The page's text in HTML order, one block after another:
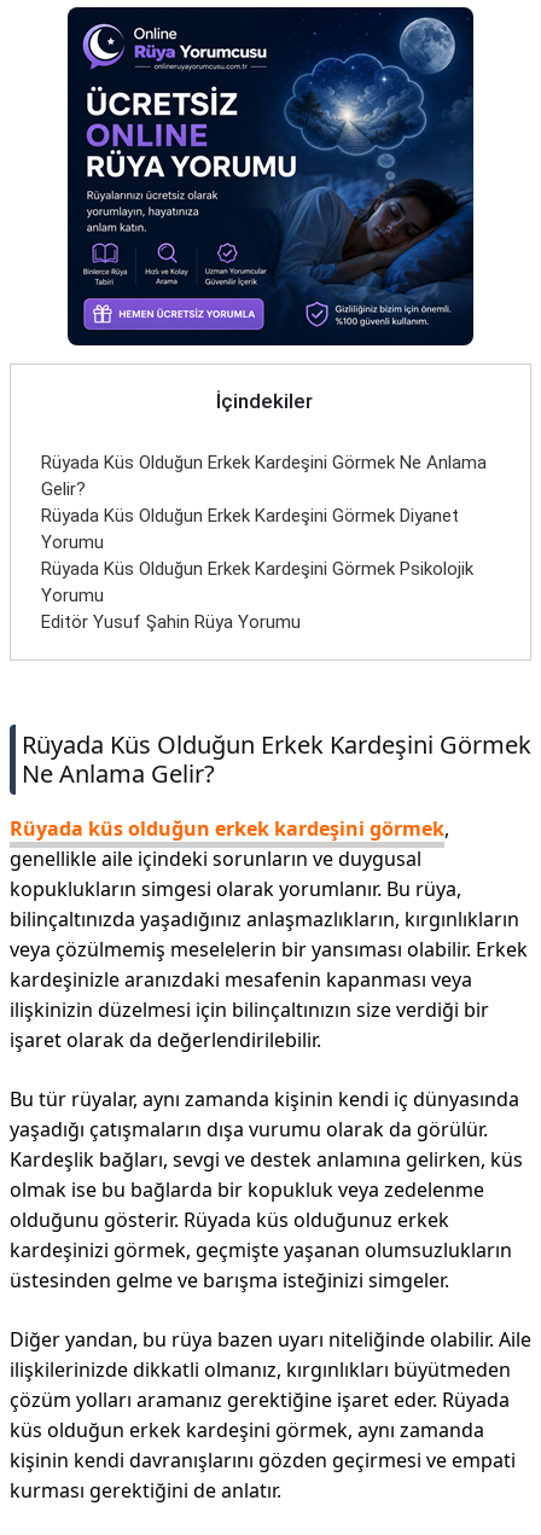
İletişim
İçindekiler
Rüyada Küs Olduğun Erkek Kardeşini Görmek Ne Anlama
Gelir?
Rüyada Küs Olduğun Erkek Kardeşini Görmek Diyanet
Yorumu
Rüyada Küs Olduğun Erkek Kardeşini Görmek Psikolojik
Yorumu
Editör Yusuf Şahin Rüya Yorumu
Rüyada Küs Olduğun Erkek Kardeşini Görmek
Ne Anlama Gelir?
Rüyada küs olduğun erkek kardeşini görmek,
genellikle aile içindeki sorunların ve duygusal
kopuklukların simgesi olarak yorumlanır. Bu rüya,
bilinçaltınızda yaşadığınız anlaşmazlıkların, kırgınlıkların
veya çözülmemiş meselelerin bir yansıması olabilir. Erkek
kardeşinizle aranızdaki mesafenin kapanması veya
ilişkinizin düzelmesi için bilinçaltınızın size verdiği bir
işaret olarak da değerlendirilebilir.
Bu tür rüyalar, aynı zamanda kişinin kendi iç dünyasında
yaşadığı çatışmaların dışa vurumu olarak da görülür.
Kardeşlik bağları, sevgi ve destek anlamına gelirken, küs
olmak ise bu bağlarda bir kopukluk veya zedelenme
olduğunu gösterir. Rüyada küs olduğunuz erkek
kardeşinizi görmek, geçmişte yaşanan olumsuzlukların
üstesinden gelme ve barışma isteğinizi simgeler.
Diğer yandan, bu rüya bazen uyarı niteliğinde olabilir. Aile
ilişkilerinizde dikkatli olmanız, kırgınlıkları büyütmeden
çözüm yolları aramanız gerektiğine işaret eder. Rüyada
küs olduğun erkek kardeşini görmek, aynı zamanda
kişinin kendi davranışlarını gözden geçirmesi ve empati
kurması gerektiğini de anlatır.